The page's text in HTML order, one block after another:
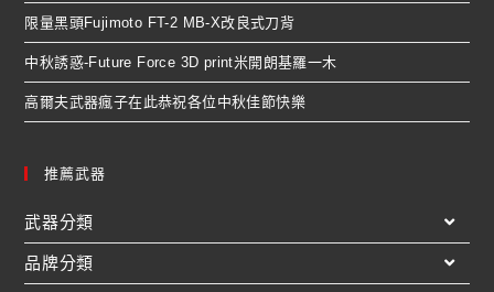
限量黑頭Fujimoto FT-2 MB-X改良式刀背
中秋誘惑-Future Force 3D print米開朗基羅一木
高爾夫武器瘋子在此恭祝各位中秋佳節快樂
推薦武器
武器分類
品牌分類